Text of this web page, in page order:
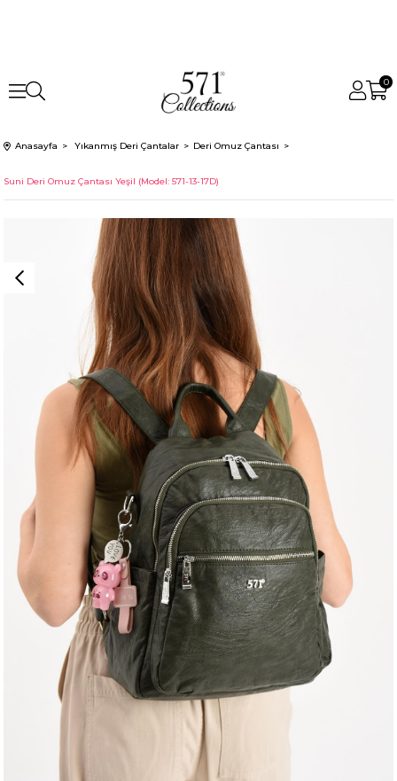
0
Anasayfa Yıkanmış Deri Çantalar Deri Omuz Çantası
Suni Deri Omuz Çantası Yeşil (Model: 571-13-17D)